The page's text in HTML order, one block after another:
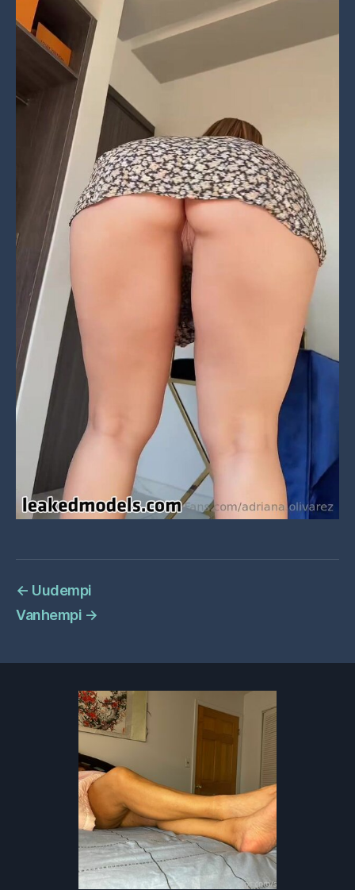
← Uudempi
Vanhempi →